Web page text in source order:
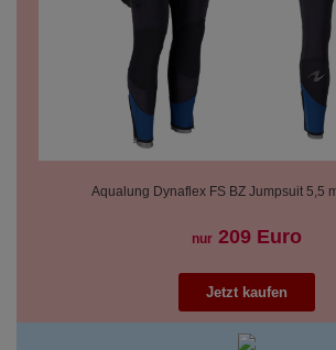
Aqualung Dynaflex FS BZ Jumpsuit 5,5
nur 209 Euro
Jetzt kaufen